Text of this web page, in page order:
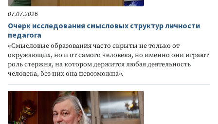
07.07.2026
Очерк исследования смысловых структур личности
педагога
«Смысловые образования часто скрыты не только от
окружающих, но и от самого человека, но именно они играют
роль стержня, на котором держится любая деятельность
человека, без них она невозможна».